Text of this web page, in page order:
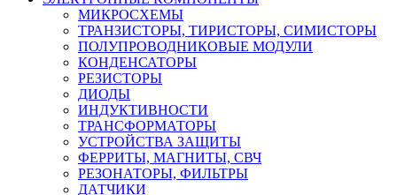
МИКРОСХЕМЫ
ТРАНЗИСТОРЫ, ТИРИСТОРЫ, СИМИСТОРЫ
ПОЛУПРОВОДНИКОВЫЕ МОДУЛИ
КОНДЕНСАТОРЫ
РЕЗИСТОРЫ
ДИОДЫ
ИНДУКТИВНОСТИ
ТРАНСФОРМАТОРЫ
УСТРОЙСТВА ЗАЩИТЫ
ФЕРРИТЫ, МАГНИТЫ, СВЧ
РЕЗОНАТОРЫ, ФИЛЬТРЫ
ДАТЧИКИ